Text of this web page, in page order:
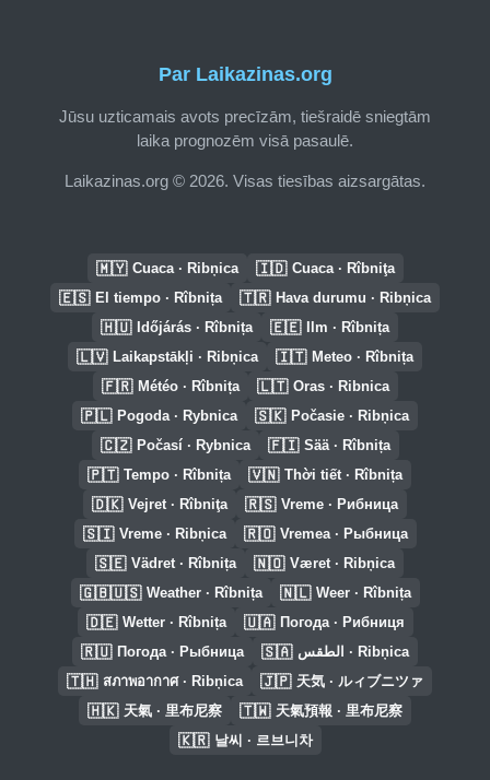
Par Laikazinas.org
Jūsu uzticamais avots precīzām, tiešraidē sniegtām
laika prognozēm visā pasaulē.
Laikazinas.org © 2026. Visas tiesības aizsargātas.
🇲🇾 Cuaca · Ribņica 🇮🇩 Cuaca · Rîbniţa
🇪🇸 El tiempo · Rîbnița 🇹🇷 Hava durumu · Ribņica
🇭🇺 Időjárás · Rîbnița 🇪🇪 Ilm · Rîbnița
🇱🇻 Laikapstākļi · Ribņica 🇮🇹 Meteo · Rîbnița
🇫🇷 Météo · Rîbnița 🇱🇹 Oras · Ribnica
🇵🇱 Pogoda · Rybnica 🇸🇰 Počasie · Ribņica
🇨🇿 Počasí · Rybnica 🇫🇮 Sää · Rîbnița
🇵🇹 Tempo · Rîbnița 🇻🇳 Thời tiết · Rîbnița
🇩🇰 Vejret · Rîbniţa 🇷🇸 Vreme · Рибница
🇸🇮 Vreme · Ribņica 🇷🇴 Vremea · Рыбница
🇸🇪 Vädret · Rîbnița 🇳🇴 Været · Ribņica
🇬🇧🇺🇸 Weather · Rîbnița 🇳🇱 Weer · Rîbnița
🇩🇪 Wetter · Rîbnița 🇺🇦 Погода · Рибниця
🇷🇺 Погода · Рыбница 🇸🇦 الطقس · Ribņica
🇹🇭 สภาพอากาศ · Ribņica 🇯🇵 天気 · ルィブニツァ
🇭🇰 天氣 · 里布尼察 🇹🇼 天氣預報 · 里布尼察
🇰🇷 날씨 · 르브니차